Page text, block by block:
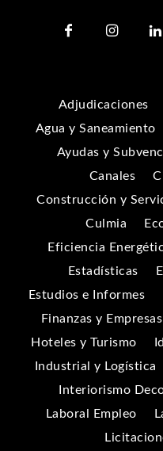
Adjudicaciones
Agua y Saneamiento
Ayudas y
Canales
Construcción y
Culmia
Eficiencia
Estadísticas
Estudios e Informes
Finanzas y Empresas
Hoteles y Turismo
Industrial y Logística
Interiorismo
Laboral Empleo